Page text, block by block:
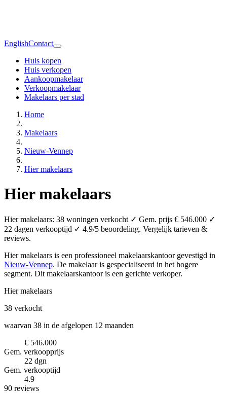
EnglishContact
Huis kopen
Huis verkopen
Aankoopmakelaar
Verkoopmakelaar
Makelaars per stad
Home
Makelaars
Nieuw-Vennep
Hier makelaars
Hier makelaars
Hier makelaars: 38 woningen verkocht ✓ Gem. prijs € 546.000 ✓
22 dagen verkooptijd ✓ 4.9/5 beoordeling. Vergelijk tarieven &
reviews.
Hier makelaars is een professioneel makelaarskantoor gevestigd in
Nieuw-Vennep. De makelaar is gespecialiseerd in het hogere
segment. Dit makelaarskantoor is een gerichte verkoper.
Hier makelaars
38 verkocht
waarvan 38 in de afgelopen 12 maanden
€ 546.000
Gem. verkoopprijs
22 dgn
Gem. verkooptijd
4.9
90 reviews